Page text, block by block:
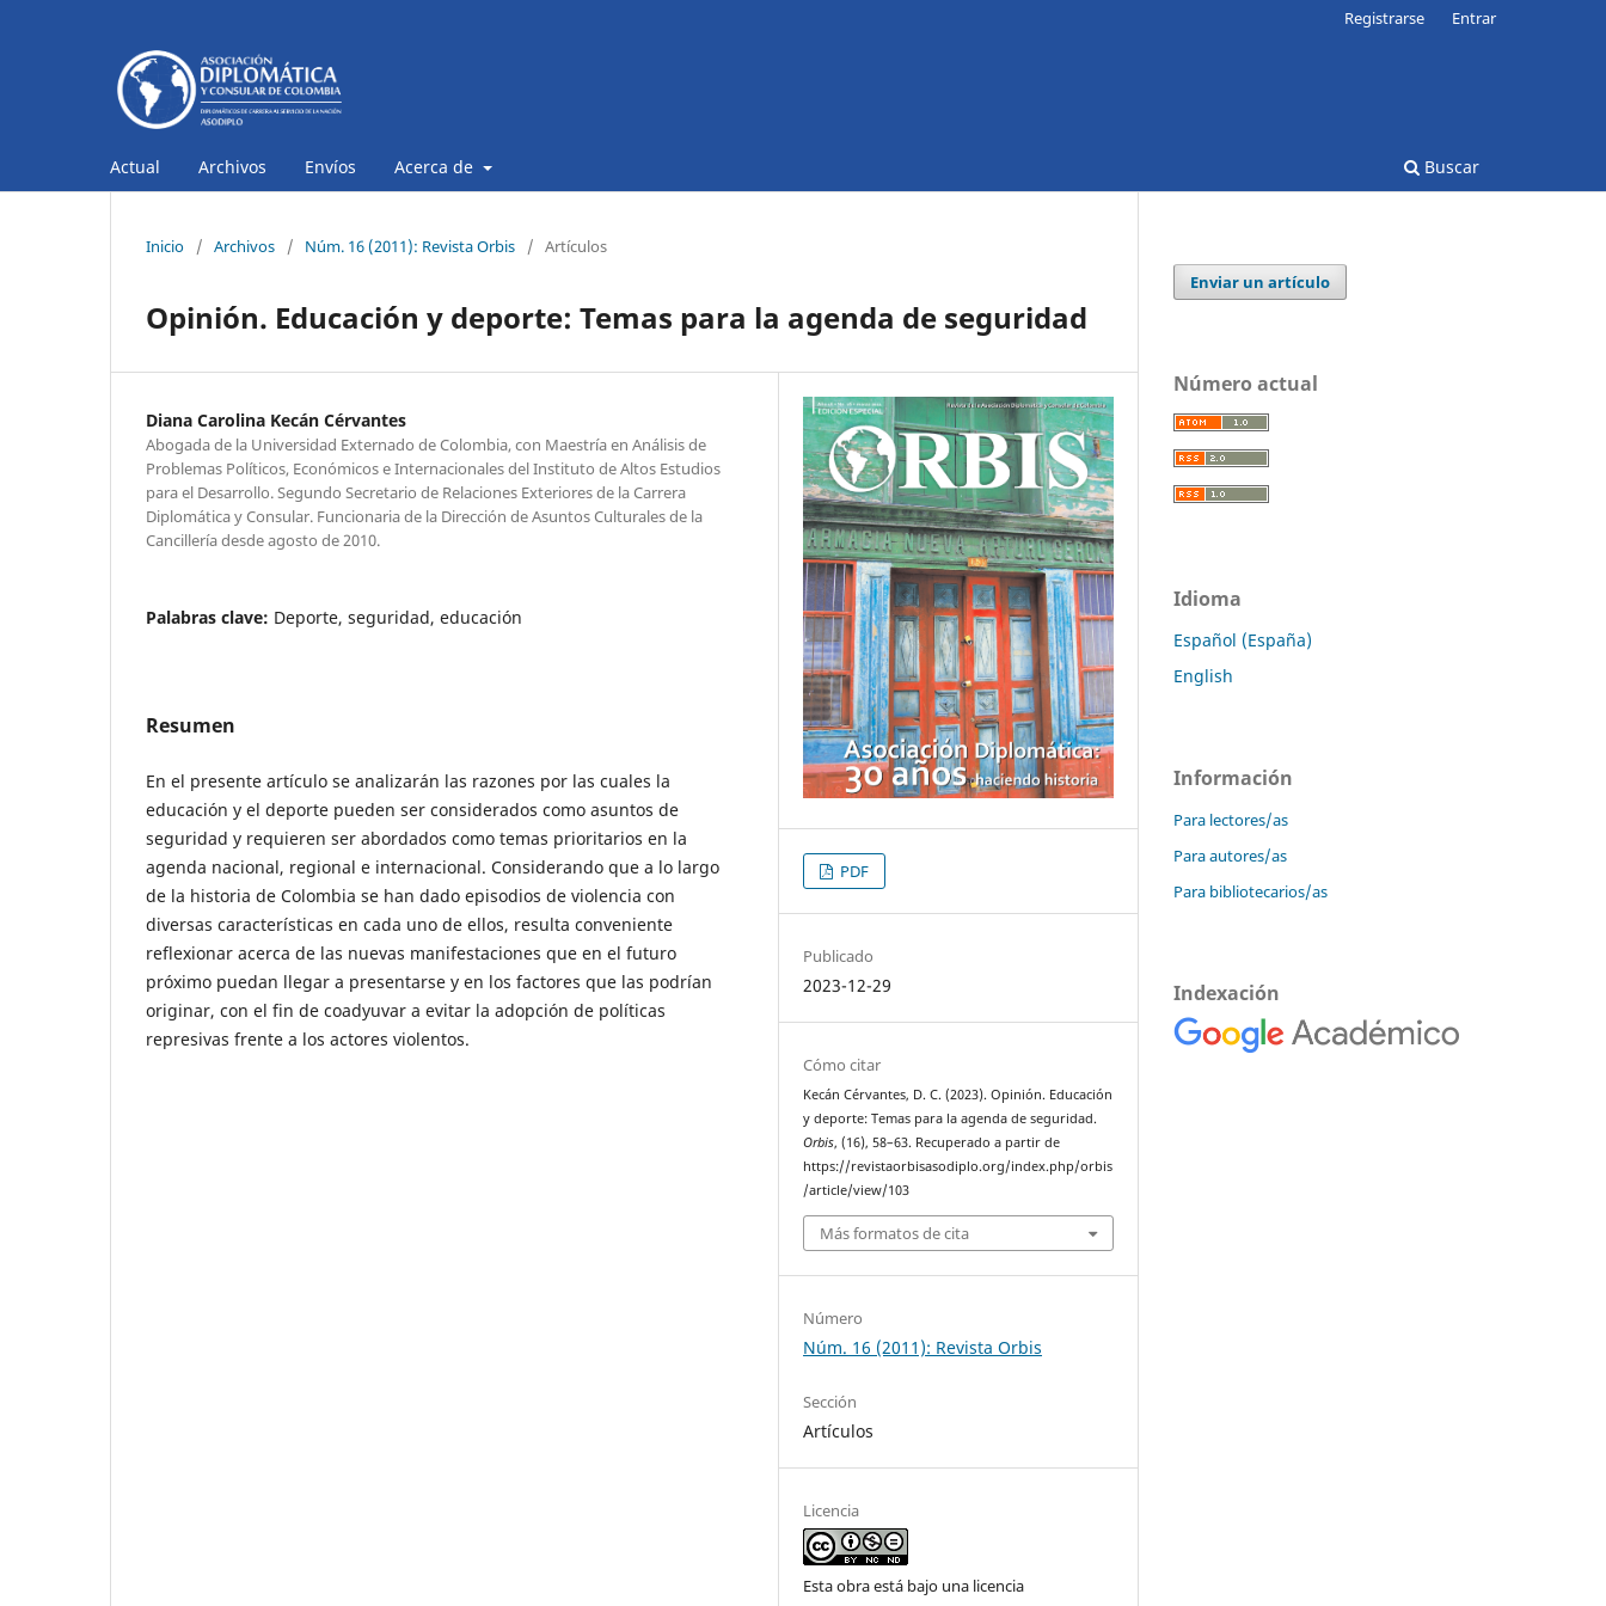
Actual Archivos Envíos Acerca de Buscar
Registrarse Entrar
Inicio / Archivos / Núm. 16 (2011): Revista Orbis / Artículos
Opinión. Educación y deporte: Temas para la agenda de seguridad
Diana Carolina Kecán Cérvantes
Abogada de la Universidad Externado de Colombia, con Maestría en Análisis de
Problemas Políticos, Económicos e Internacionales del Instituto de Altos Estudios
para el Desarrollo. Segundo Secretario de Relaciones Exteriores de la Carrera
Diplomática y Consular. Funcionaria de la Dirección de Asuntos Culturales de la
Cancillería desde agosto de 2010.
Palabras clave: Deporte, seguridad, educación
Resumen
En el presente artículo se analizarán las razones por las cuales la
educación y el deporte pueden ser considerados como asuntos de
seguridad y requieren ser abordados como temas prioritarios en la
agenda nacional, regional e internacional. Considerando que a lo largo
de la historia de Colombia se han dado episodios de violencia con
diversas características en cada uno de ellos, resulta conveniente
reflexionar acerca de las nuevas manifestaciones que en el futuro
próximo puedan llegar a presentarse y en los factores que las podrían
originar, con el fin de coadyuvar a evitar la adopción de políticas
represivas frente a los actores violentos.
PDF
Publicado
2023-12-29
Cómo citar
Kecán Cérvantes, D. C. (2023). Opinión. Educación
y deporte: Temas para la agenda de seguridad.
Orbis, (16), 58–63. Recuperado a partir de
https://revistaorbisasodiplo.org/index.php/orbis
/article/view/103
Más formatos de cita
Número
Núm. 16 (2011): Revista Orbis
Sección
Artículos
Licencia
Esta obra está bajo una licencia
Enviar un artículo
Número actual
Idioma
Español (España)
English
Información
Para lectores/as
Para autores/as
Para bibliotecarios/as
Indexación